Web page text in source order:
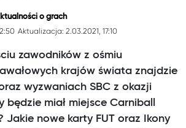
o grach
Aktualizacja: 2.03.2021, 17:10
zawodników z ośmiu
krajów świata znajdzie
wyzwaniach SBC z okazji
będzie miał miejsce Carniball
Jakie nowe karty FUT oraz Ikony